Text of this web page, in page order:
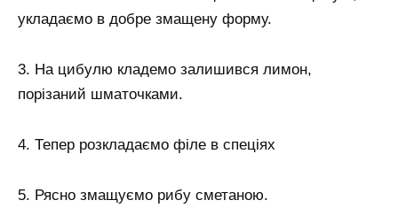
укладаємо в добре змащену форму.
3. На цибулю кладемо залишився лимон,
порізаний шматочками.
4. Тепер розкладаємо філе в спеціях
5. Рясно змащуємо рибу сметаною.